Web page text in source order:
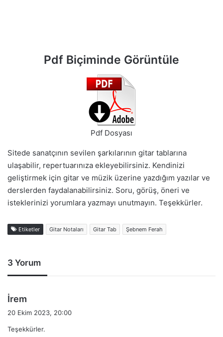
Pdf Biçiminde Görüntüle
Pdf Dosyası
Sitede sanatçının sevilen şarkılarının gitar tablarına
ulaşabilir, repertuarınıza ekleyebilirsiniz. Kendinizi
geliştirmek için gitar ve müzik üzerine yazdığım yazılar ve
derslerden faydalanabilirsiniz. Soru, görüş, öneri ve
isteklerinizi yorumlara yazmayı unutmayın. Teşekkürler.
Etiketler Gitar Notaları Gitar Tab Şebnem Ferah
3 Yorum
İrem
i
20 Ekim 2023, 20:00
Teşekkürler.